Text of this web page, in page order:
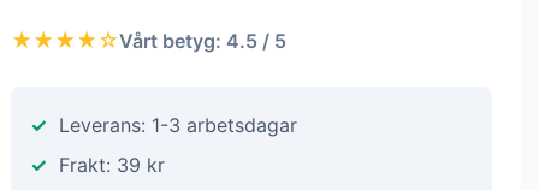
★★★★☆Vårt betyg: 4.5 / 5
Leverans: 1-3 arbetsdagar
Frakt: 39 kr